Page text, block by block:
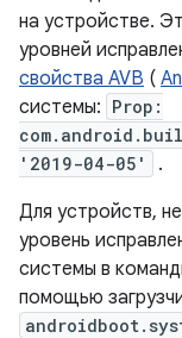
на устройстве.
уровней
свойства AVB (
системы: Prop:
'2019-04-05'
.
Для устройств,
уровень
системы в
помощью